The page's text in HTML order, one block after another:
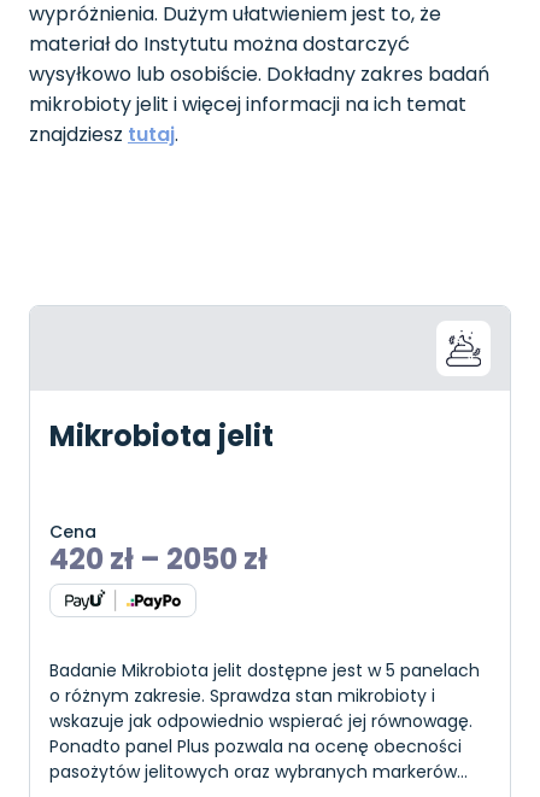
wypróżnienia. Dużym ułatwieniem jest to, że
materiał do Instytutu można dostarczyć
wysyłkowo lub osobiście. Dokładny zakres badań
mikrobioty jelit i więcej informacji na ich temat
znajdziesz tutaj.
Mikrobiota jelit
Cena
420 zł – 2050 zł
Badanie Mikrobiota jelit dostępne jest w 5 panelach
o różnym zakresie. Sprawdza stan mikrobioty i
wskazuje jak odpowiednio wspierać jej równowagę.
Ponadto panel Plus pozwala na ocenę obecności
pasożytów jelitowych oraz wybranych markerów